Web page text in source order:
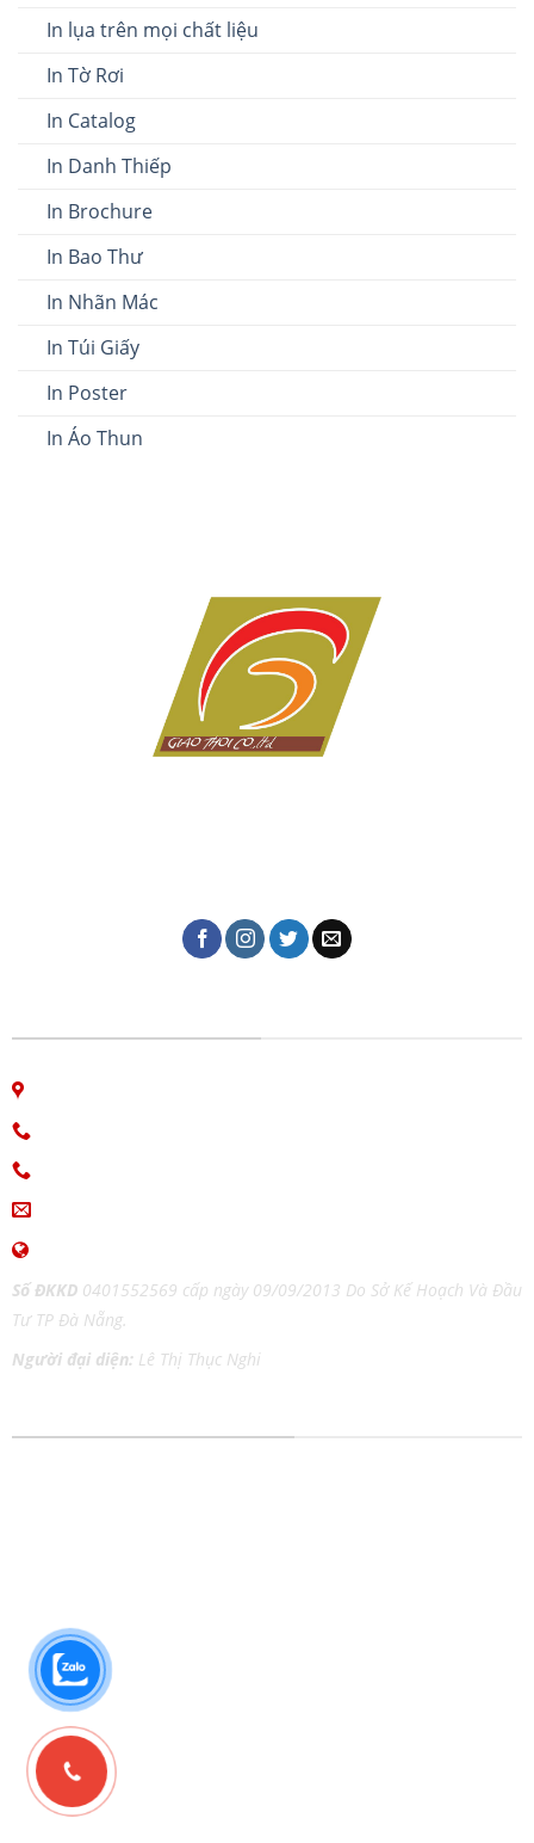
In lụa trên mọi chất liệu
In Tờ Rơi
In Catalog
In Danh Thiếp
In Brochure
In Bao Thư
In Nhãn Mác
In Túi Giấy
In Poster
In Áo Thun
Số ĐKKD0401552569 cấp ngày 09/09/2013 Do Sở Kế Hoạch Và Đầu
Tư TP Đà Nẵng.
Người đại diện: Lê Thị Thục Nghi
In kỹ thuật số
In lụa trên chất liệu
In Danh Thiếp
In Brochure